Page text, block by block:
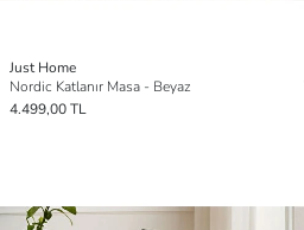
Just Home
Nordic Katlanır Masa - Beyaz
4.499,00 TL